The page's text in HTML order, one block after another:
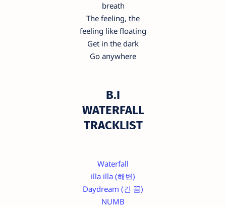
breath
The feeling, the
feeling like floating
Get in the dark
Go anywhere
B.I
WATERFALL
TRACKLIST
Waterfall
illa illa (해변)
Daydream (긴 꿈)
NUMB